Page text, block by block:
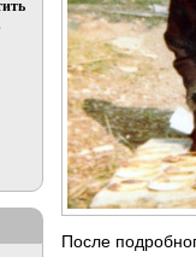
После